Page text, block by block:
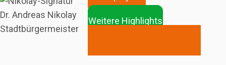
Dr. Andreas Nikolay
Stadtbürgermeister
Weitere Highlights